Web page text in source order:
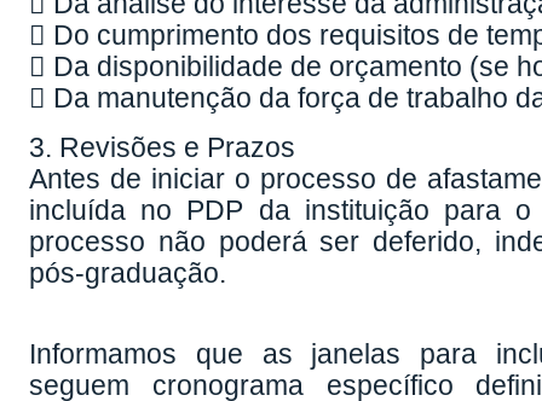
 Da análise do interesse da
 Do cumprimento dos requisitos de
 Da disponibilidade de orçamento (se
 Da manutenção da força de trabalho
3. Revisões e Prazos
Antes de iniciar o processo de
incluída no PDP da instituição para
processo não poderá ser deferido,
pós-graduação.
Informamos que as janelas para